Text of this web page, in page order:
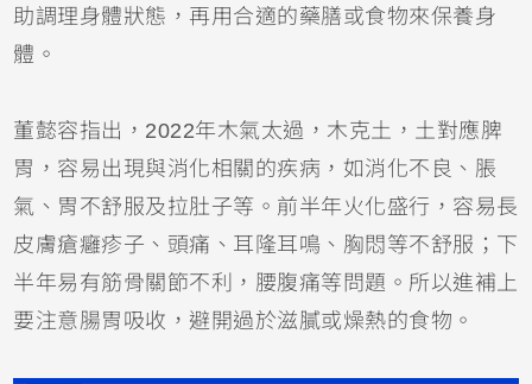
助調理身體狀態，再用合適的藥膳或食物來保養身
體。
董懿容指出，2022年木氣太過，木克土，土對應脾
胃，容易出現與消化相關的疾病，如消化不良、脹
氣、胃不舒服及拉肚子等。前半年火化盛行，容易長
皮膚瘡癰疹子、頭痛、耳隆耳鳴、胸悶等不舒服；下
半年易有筋骨關節不利，腰腹痛等問題。所以進補上
要注意腸胃吸收，避開過於滋膩或燥熱的食物。